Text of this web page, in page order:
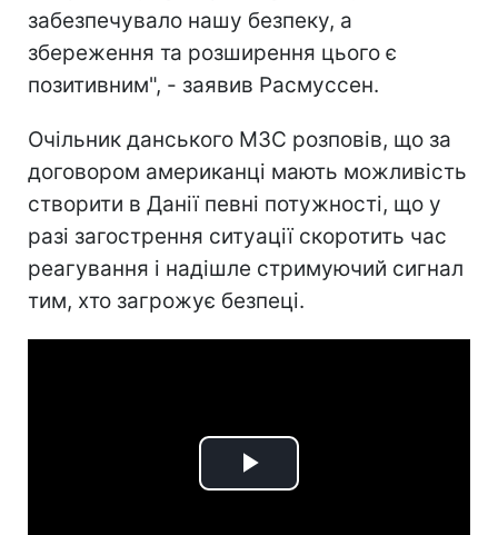
забезпечувало нашу безпеку, а
збереження та розширення цього є
позитивним", - заявив Расмуссен.
Очільник данського МЗС розповів, що за
договором американці мають можливість
створити в Данії певні потужності, що у
разі загострення ситуації скоротить час
реагування і надішле стримуючий сигнал
тим, хто загрожує безпеці.
Play